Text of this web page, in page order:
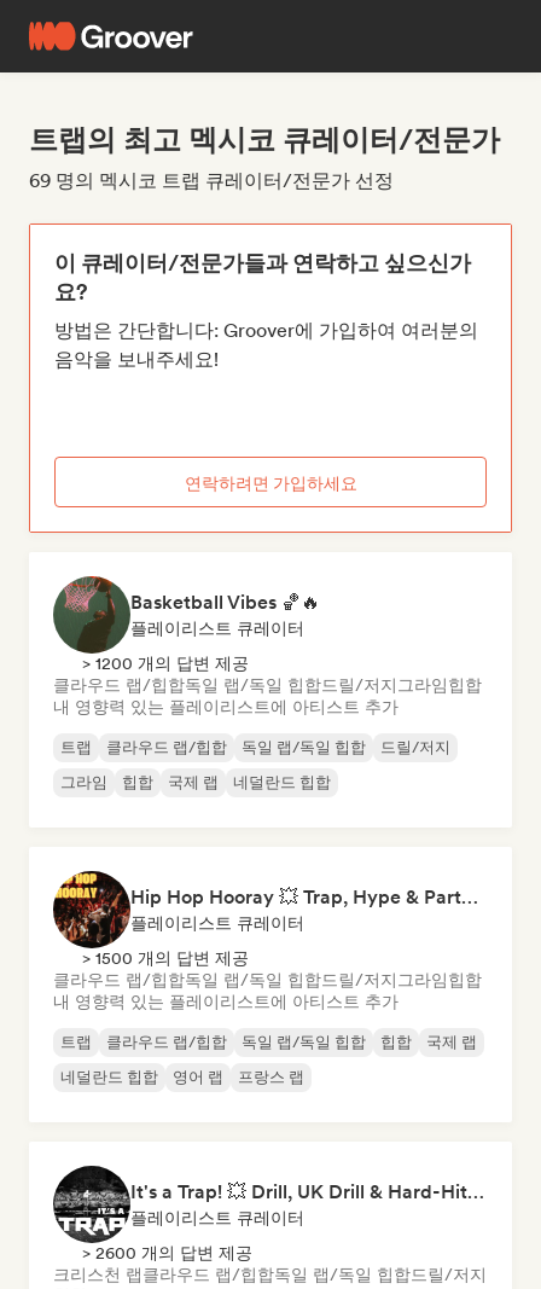
트랩의 최고 멕시코 큐레이터/전문가
69 명의 멕시코 트랩 큐레이터/전문가 선정
이 큐레이터/전문가들과 연락하고 싶으신가
요?
방법은 간단합니다: Groover에 가입하여 여러분의
음악을 보내주세요!
연락하려면 가입하세요
Basketball Vibes 🏀🔥
플레이리스트 큐레이터
> 1200 개의 답변 제공
클라우드 랩/힙합독일 랩/독일 힙합드릴/저지 그라임힙합
내 영향력 있는 플레이리스트에 아티스트 추가
트랩 클라우드 랩/힙합 독일 랩/독일 힙합
드릴/저지
그라임
힙합 국제 랩 네덜란드 힙합
Hip Hop Hooray 💥 Trap, Hype & Party Rap Bangers
플레이리스트 큐레이터
> 1500 개의 답변 제공
클라우드 랩/힙합독일 랩/독일 힙합드릴/저지 그라임힙합
내 영향력 있는 플레이리스트에 아티스트 추가
트랩 클라우드 랩/힙합 독일 랩/독일 힙합 힙합
국제 랩
네덜란드 힙합
영어 랩 프랑스 랩
It's a Trap! 💥 Drill, UK Drill & Hard-Hitting Trap
플레이리스트 큐레이터
> 2600 개의 답변 제공
크리스천 랩클라우드 랩/힙합독일 랩/독일 힙합드릴/저지